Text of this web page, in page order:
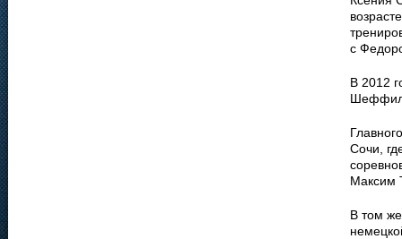
с
В 2012
Сочи,
Максим
В том